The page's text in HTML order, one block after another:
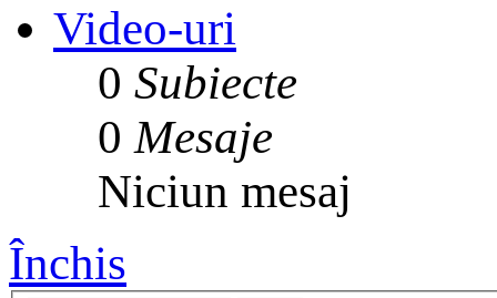
Video-uri
0 Subiecte
0 Mesaje
Niciun mesaj
Închis